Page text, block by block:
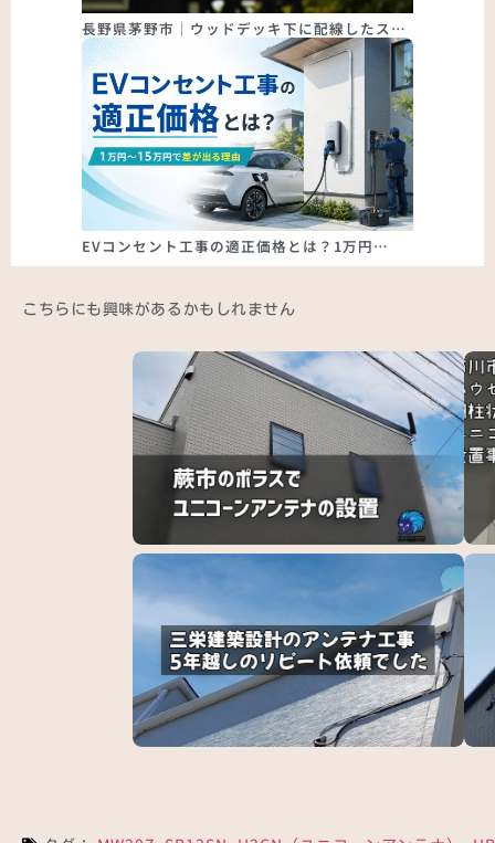
長野県茅野市｜ウッドデッキ下に配線したス…
EVコンセント工事の適正価格とは？1万円…
こちらにも興味があるかもしれません
蕨市でポラスの新築にユニコーンアンテナ設置 市